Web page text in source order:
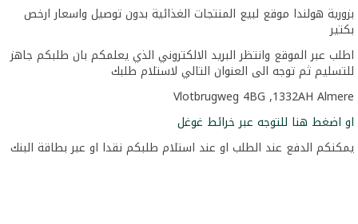
بزورية هولندا موقع لبيع المنتجات الغذائية بدون توصيل واسعار ارخص
بكتير
اطلب عبر الموقع وانتظر البريد الالكتروني الذي يعلمكم بان طلبكم جاهز
للتسليم ثم توجه الى العنوان التالي لاستلام طلبك
Vlotbrugweg 4BG ,1332AH Almere
او اضغط هنا للتوجه عبر خرائط غوغل
يمكنكم الدفع عند الطلب او عند استلام طلبكم نقدا او عبر بطاقة البنك